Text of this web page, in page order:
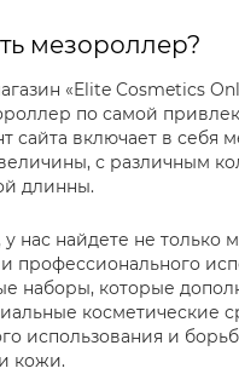
мезороллер?
«Elite Cosmetics
по самой
сайта включает в себя
с различным
длинны.
у нас найдете не только
профессионального
наборы, которые
косметические
использования и
кожи.